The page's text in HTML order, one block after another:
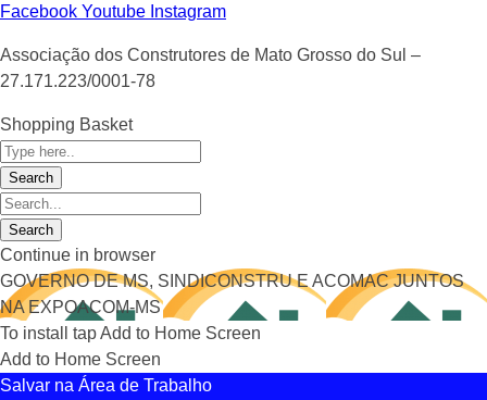
Facebook Youtube Instagram
Associação dos Construtores de Mato Grosso do Sul –
27.171.223/0001-78
Shopping Basket
Continue in browser
GOVERNO DE MS, SINDICONSTRU E ACOMAC JUNTOS
NA EXPOACOM-MS
To install tap Add to Home Screen
Add to Home Screen
Salvar na Área de Trabalho